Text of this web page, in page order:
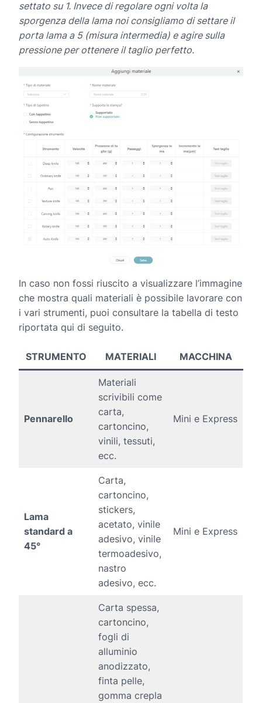
settato su 1. Invece di regolare ogni volta la
sporgenza della lama noi consigliamo di settare il
porta lama a 5 (misura intermedia) e agire sulla
pressione per ottenere il taglio perfetto.
In caso non fossi riuscito a visualizzare l’immagine
che mostra quali materiali è possibile lavorare con
i vari strumenti, puoi consultare la tabella di testo
riportata qui di seguito.
STRUMENTO MATERIALI MACCHINA
Pennarello
Materiali
scrivibili come
carta,
cartoncino,
vinili, tessuti,
ecc.
Mini e Express
Lama
standard a
45°
Carta,
cartoncino,
stickers,
acetato, vinile
adesivo, vinile
termoadesivo,
nastro
adesivo, ecc.
Mini e Express
Carta spessa,
cartoncino,
fogli di
alluminio
anodizzato,
finta pelle,
gomma crepla